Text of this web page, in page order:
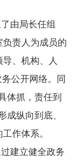
由局长任组
责人为成员的
、机构、人
公开网络。同
体抓，责任到
成纵向到底、
作体系。
建立健全政务